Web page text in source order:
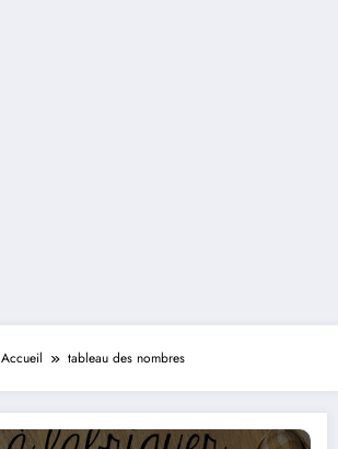
Accueil tableau des nombres